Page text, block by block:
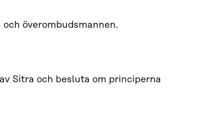
överombudsmannen.
Sitra och besluta om principerna